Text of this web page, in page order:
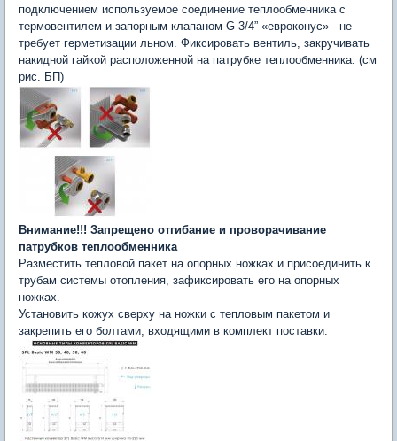
подключением используемое соединение теплообменника с
термовентилем и запорным клапаном G 3/4” «евроконус» - не
требует герметизации льном. Фиксировать вентиль, закручивать
накидной гайкой расположенной на патрубке теплообменника. (см
рис. БП)
Внимание!!! Запрещено отгибание и проворачивание
патрубков теплообменника
Разместить тепловой пакет на опорных ножках и присоединить к
трубам системы отопления, зафиксировать его на опорных
ножках.
Установить кожух сверху на ножки с тепловым пакетом и
закрепить его болтами, входящими в комплект поставки.